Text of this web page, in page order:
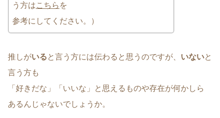
う方はこちら を
参考にしてください。）
推しがいると言う方には伝わると思うのですが、 いないと
言う方も
「好きだな」「いいな」と思えるものや存在が何かしら
あるんじゃないでしょうか。